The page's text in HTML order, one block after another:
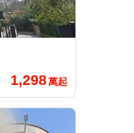
1,298萬起